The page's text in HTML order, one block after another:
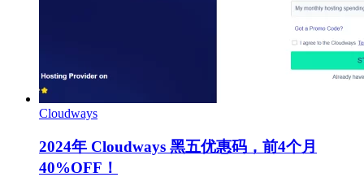
Cloudways
2024年 Cloudways 黑五优惠码，前4个月
40%OFF！